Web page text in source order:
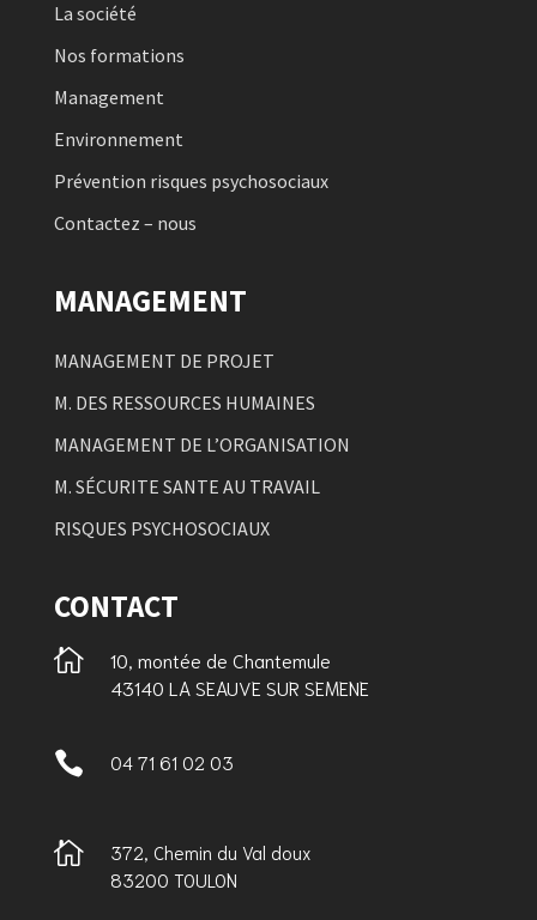
La société
Nos formations
Management
Environnement
Prévention risques psychosociaux
Contactez – nous
MANAGEMENT
MANAGEMENT DE PROJET
M. DES RESSOURCES HUMAINES
MANAGEMENT DE L’ORGANISATION
M. SÉCURITE SANTE AU TRAVAIL
RISQUES PSYCHOSOCIAUX
CONTACT

10, montée de Chantemule
43140 LA SEAUVE SUR SEMENE
 04 71 61 02 03

372, Chemin du Val doux
83200 TOULON